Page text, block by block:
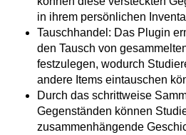
in ihrem persönlichen
Tauschhandel: Das Plugin
den Tausch von
festzulegen, wodurch
andere Items eintauschen
Durch das schrittweise
Gegenständen können
zusammenhängende